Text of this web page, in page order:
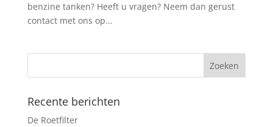
benzine tanken? Heeft u vragen? Neem dan gerust
contact met ons op...
Recente berichten
De Roetfilter